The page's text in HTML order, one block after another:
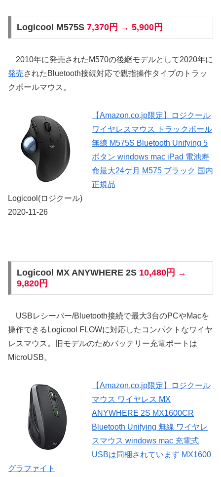
Logicool M575S 7,370円 → 5,900円
2010年に発売されたM570の後継モデルとして2020年に
発売されたBluetooth接続対応で親指操作タイプのトラッ
クボールマウス。
【Amazon.co.jp限定】ロジクール
ワイヤレスマウス トラックボール
無線 M575S Bluetooth Unifying 5
ボタン windows mac iPad 電池寿
命最大24ケ月 M575 ブラック 国内
正規品
Logicool(ロジクール)
2020-11-26
Logicool MX ANYWHERE 2S 10,480円 →
9,820円
USBレシーバー/Bluetooth接続で最大3台のPCやMacを
操作できるLogicool FLOWに対応したコンパクトなワイヤ
レスマウス。旧モデルのためバッテリー充電ポートは
MicroUSB。
【Amazon.co.jp限定】ロジクール
マウス ワイヤレス MX
ANYWHERE 2S MX1600CR
Bluetooth Unifying 無線 ワイヤレ
スマウス windows mac 充電式
USBは同梱されています MX1600
グラファイト